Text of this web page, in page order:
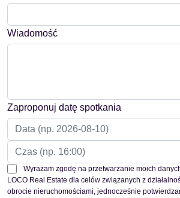
Wiadomość
Zaproponuj datę spotkania
Wyrażam zgodę na przetwarzanie moich
LOCO Real Estate dla celów związanych z
obrocie nieruchomościami, jednocześnie